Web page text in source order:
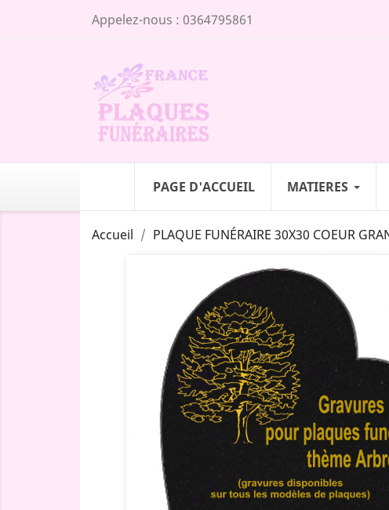
Appelez-nous : 0364795861
PAGE D'ACCUEIL MATIERES
Accueil PLAQUE FUNÉRAIRE 30X30 COEUR